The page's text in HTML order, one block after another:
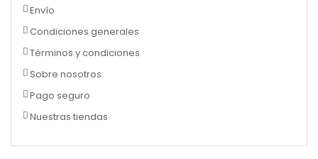
Envío
Condiciones generales
Términos y condiciones
Sobre nosotros
Pago seguro
Nuestras tiendas